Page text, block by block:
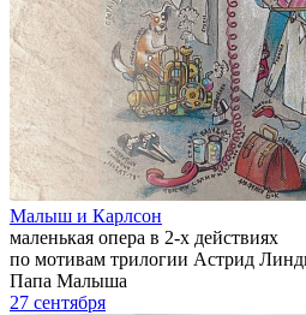
Малыш и Карлсон
маленькая опера в 2-х действиях
по мотивам трилогии Астрид
Папа Малыша
27 сентября